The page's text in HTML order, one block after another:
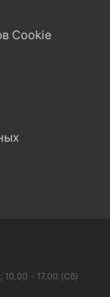
Cookie
- 17.00 (Сб)